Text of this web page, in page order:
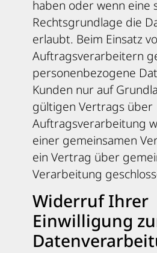
haben oder wenn eine
Rechtsgrundlage die
erlaubt. Beim Einsatz
Auftragsverarbeitern
personenbezogene
Kunden nur auf
gültigen Vertrags über
Auftragsverarbeitung
einer gemeinsamen
ein Vertrag über
Verarbeitung
Widerruf Ihrer
Einwilligung